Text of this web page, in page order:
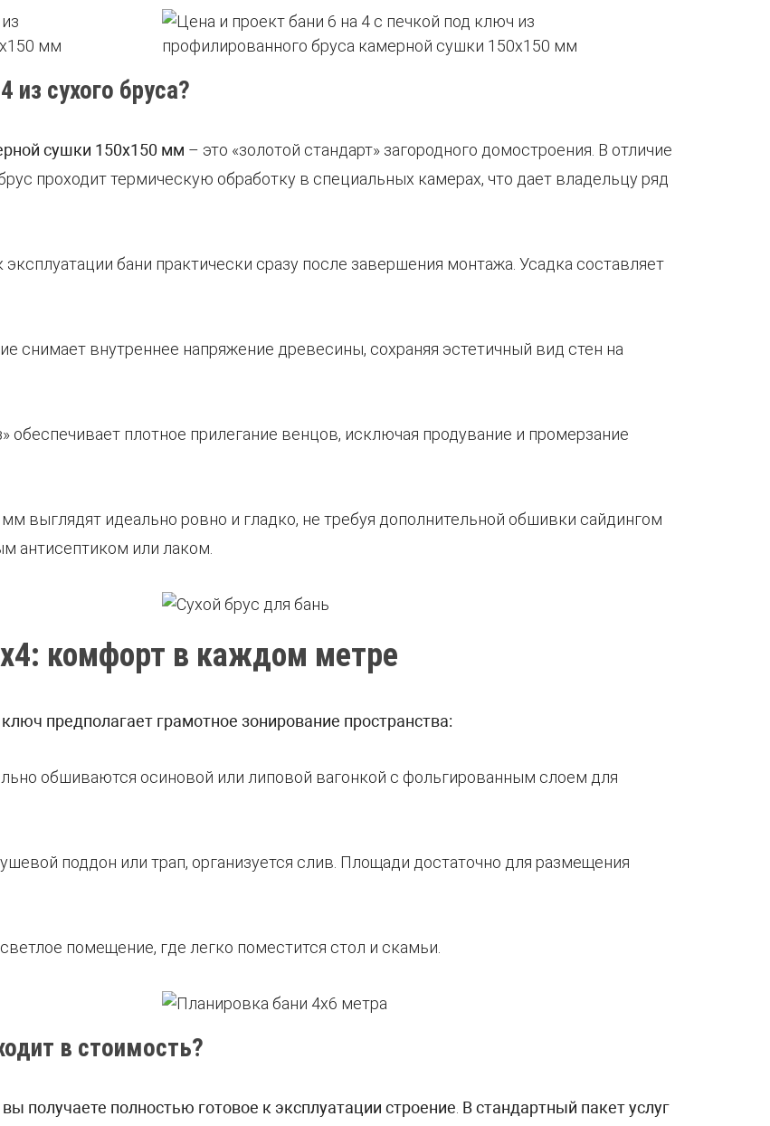
сухого бруса?
сушки 150х150 мм – это «золотой стандарт» загородного домостроения. В отличие
проходит термическую обработку в специальных камерах, что дает владельцу ряд
эксплуатации бани практически сразу после завершения монтажа. Усадка составляет
снимает внутреннее напряжение древесины, сохраняя эстетичный вид стен на
обеспечивает плотное прилегание венцов, исключая продувание и промерзание
мм выглядят идеально ровно и гладко, не требуя дополнительной обшивки сайдингом
антисептиком или лаком.
комфорт в каждом метре
предполагает грамотное зонирование пространства:
обшиваются осиновой или липовой вагонкой с фольгированным слоем для
поддон или трап, организуется слив. Площади достаточно для размещения
помещение, где легко поместится стол и скамьи.
в стоимость?
вы получаете полностью готовое к эксплуатации строение В стандартный пакет услуг